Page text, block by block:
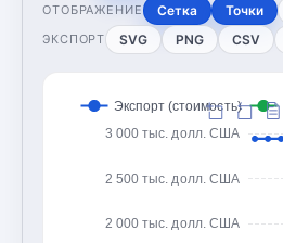
ОТОБРАЖЕНИЕ Сетка Точки
ЭКСПОРТ SVG PNG CSV
2 000 тыс. долл. США
2 500 тыс. долл. США
3 000 тыс. долл. США
Экспорт (стоимость)